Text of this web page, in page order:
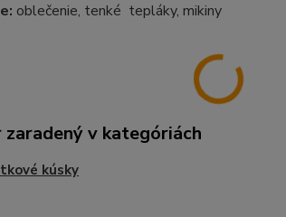
oblečenie, tenké tepláky, mikiny
zaradený v kategóriách
kúsky